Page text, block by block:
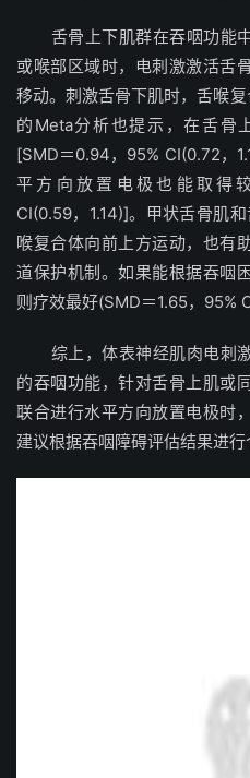
舌骨上下肌群在吞咽功能
或喉部区域时，电刺激激活舌
移动。刺激舌骨下肌时，舌喉
的Meta分析也提示，在舌骨
[SMD＝0.94，95% CI(0.72，
平方向放置电极也能取得
CI(0.59，1.14)]。甲状舌骨肌
喉复合体向前上方运动，也有
道保护机制。如果能根据吞咽
则疗效最好(SMD＝1.65，95%
综上，体表神经肌肉电刺
的吞咽功能，针对舌骨上肌或
联合进行水平方向放置电极时
建议根据吞咽障碍评估结果进行